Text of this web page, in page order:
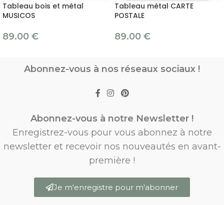
Tableau bois et métal
MUSICOS
89.00 €
Tableau métal CARTE
POSTALE
89.00 €
Abonnez-vous à nos réseaux sociaux !
Abonnez-vous à notre Newsletter !
Enregistrez-vous pour vous abonnez à notre
newsletter et recevoir nos nouveautés en avant-
première !
Je m'enregistre pour m'abonner